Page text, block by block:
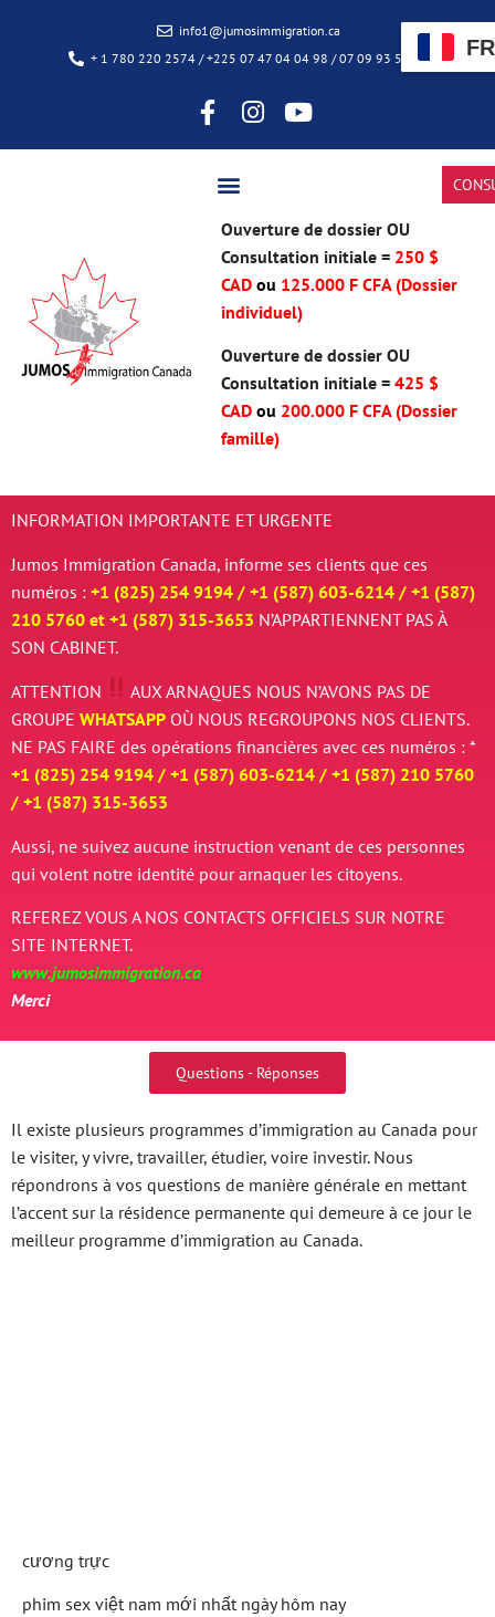
info1@jumosimmigration.ca
+ 1 780 220 2574 / +225 07 47 04 04 98 / 07 09 93 50 85
Ouverture de dossier OU
Consultation initiale = 250 $
CADou 125.000 F CFA (Dossier
individuel)
Ouverture de dossier OU
Consultation initiale =425 $
CAD ou 200.000 F CFA (Dossier
famille)
INFORMATION IMPORTANTE ET URGENTE
Jumos Immigration Canada, informe ses clients que ces
numéros : +1 (825) 254 9194 / +1 (587) 603-6214 / +1 (587)
210 5760 et +1 (587) 315-3653 N’APPARTIENNENT PAS À
SON CABINET.
ATTENTION AUX ARNAQUES NOUS N’AVONS PAS DE
GROUPE WHATSAPP OÙ NOUS REGROUPONS NOS CLIENTS.
NE PAS FAIRE des opérations financières avec ces numéros : *
+1 (825) 254 9194 / +1 (587) 603-6214 / +1 (587) 210 5760
/ +1 (587) 315-3653
Aussi, ne suivez aucune instruction venant de ces personnes
qui volent notre identité pour arnaquer les citoyens.
REFEREZ VOUS A NOS CONTACTS OFFICIELS SUR NOTRE
SITE INTERNET.
www.jumosimmigration.ca
Merci
Questions - Réponses
Il existe plusieurs programmes d’immigration au Canada pour
le visiter, y vivre, travailler, étudier, voire investir. Nous
répondrons à vos questions de manière générale en mettant
l’accent sur la résidence permanente qui demeure à ce jour le
meilleur programme d’immigration au Canada.
cương trực
phim sex việt nam mới nhất ngày hôm nay
FR